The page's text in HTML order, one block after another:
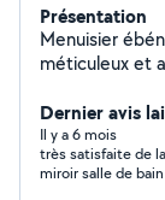
Présentation
Menuisier
méticuleux et
Dernier avis
Il y a 6 mois
très satisfaite de
miroir salle de